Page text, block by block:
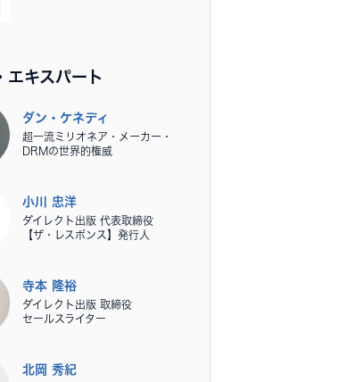
エキスパート
ダン・ケネディ
超一流ミリオネア・メーカー・
DRMの世界的権威
小川 忠洋
ダイレクト出版 代表取締役
【ザ・レスポンス】発行人
寺本 隆裕
ダイレクト出版 取締役
セールスライター
北岡 秀紀